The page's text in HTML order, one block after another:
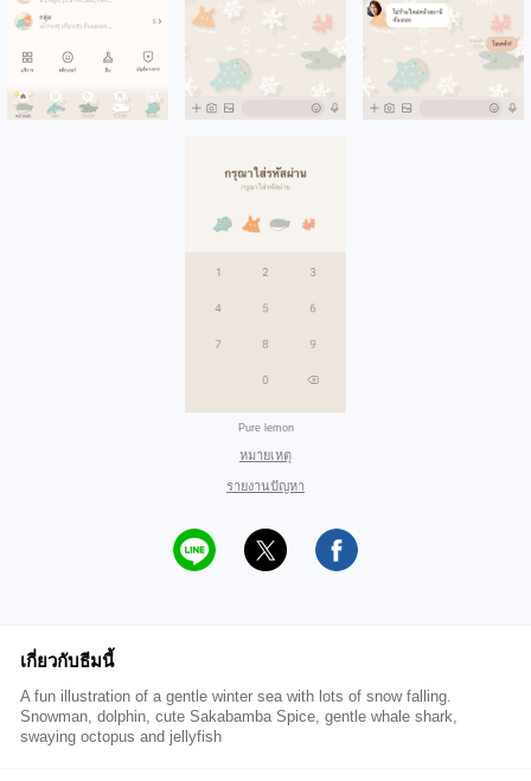
Pure lemon
หมายเหตุ
รายงานปัญหา
เกี่ยวกับธีมนี้
A fun illustration of a gentle winter sea with lots of snow falling.
Snowman, dolphin, cute Sakabamba Spice, gentle whale shark,
swaying octopus and jellyfish